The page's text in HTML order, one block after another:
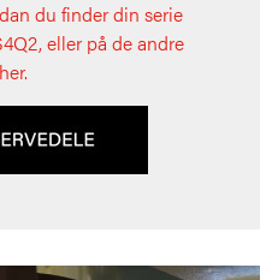
du finder din serie
eller på de andre